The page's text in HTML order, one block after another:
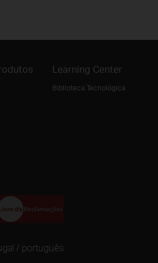
Learning Center
Biblioteca Tecnológica
/ português